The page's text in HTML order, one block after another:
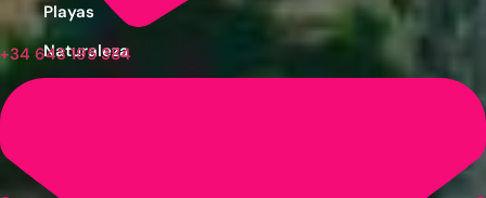
Playas
Naturaleza
+34 643 195 384